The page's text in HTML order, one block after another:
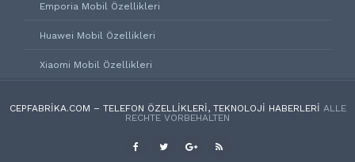
Emporia Mobil Özellikleri
Huawei Mobil Özellikleri
Xiaomi Mobil Özellikleri
CEPFABRIKA.COM – TELEFON ÖZELLIKLERI, TEKNOLOJI HABERLERI ALLE
RECHTE VORBEHALTEN